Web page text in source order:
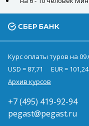
Курс оплаты туров на
USD = 87,71
EUR = 101,24
Архив курсов
+7 (495) 419-92-94
pegast@pegast.ru